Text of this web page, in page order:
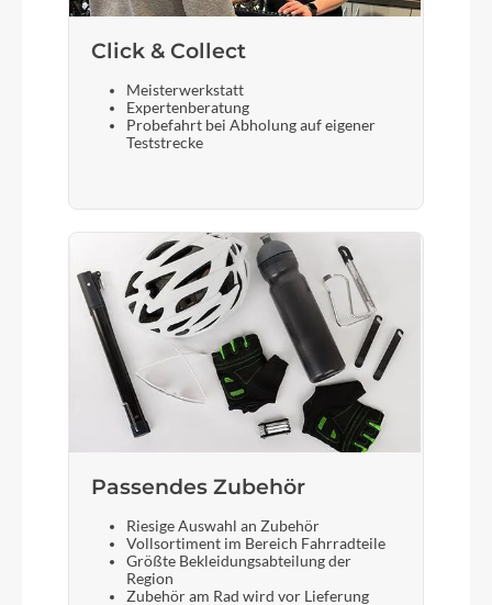
Akku
Laufradgröße
Gepäckträger
ACID Integrated Carrier 3.0, CUBE Adapter
Compatible
Schalthebel
Shimano Deore SL-M6100-R, Rapidfire Plus
Bremshebel
Steuersatz
Click & Collect
Meisterwerkstatt
Expertenberatung
Probefahrt bei Abholung auf eigener
Teststrecke
Passendes Zubehör
Riesige Auswahl an Zubehör
Vollsortiment im Bereich Fahrradteile
Größte Bekleidungsabteilung der
Region
Zubehör am Rad wird vor Lieferung